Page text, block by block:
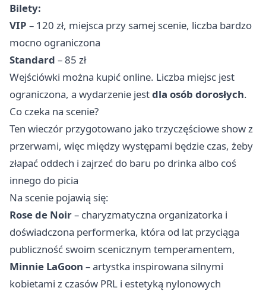
Bilety:
VIP – 120 zł, miejsca przy samej scenie, liczba bardzo
mocno ograniczona
Standard – 85 zł
Wejściówki można kupić online. Liczba miejsc jest
ograniczona, a wydarzenie jestdla osób dorosłych.
Co czeka na scenie?
Ten wieczór przygotowano jako trzyczęściowe show z
przerwami, więc między występami będzie czas, żeby
złapać oddech i zajrzeć do baru po drinka albo coś
innego do picia
Na scenie pojawią się:
Rose de Noir– charyzmatyczna organizatorka i
doświadczona performerka, która od lat przyciąga
publiczność swoim scenicznym temperamentem,
Minnie LaGoon – artystka inspirowana silnymi
kobietami z czasów PRL i estetyką nylonowych